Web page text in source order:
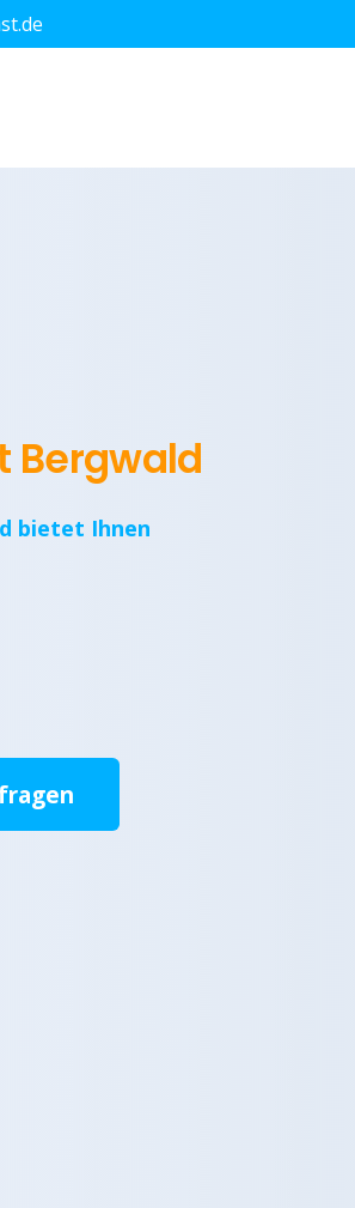
Bergwald
bietet Ihnen